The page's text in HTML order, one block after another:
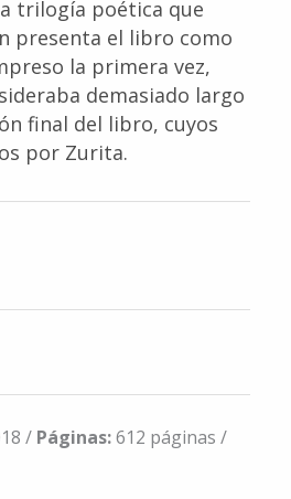
trilogía poética que
presenta el libro como
la primera vez,
demasiado largo
final del libro, cuyos
por Zurita.
/ Páginas:612 páginas /